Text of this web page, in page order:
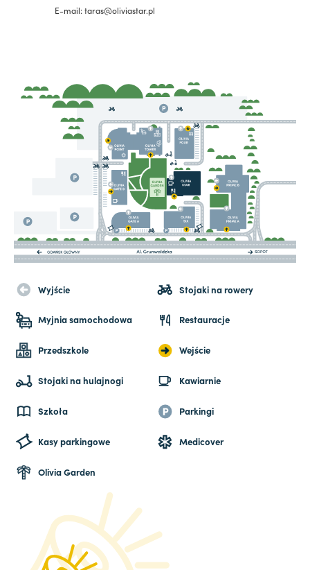
E-mail: taras@oliviastar.pl
Wyjście Stojaki na rowery
Myjnia samochodowa Restauracje
Przedszkole Wejście
Stojaki na hulajnogi Kawiarnie
Szkoła Parkingi
Kasy parkingowe Medicover
Olivia Garden